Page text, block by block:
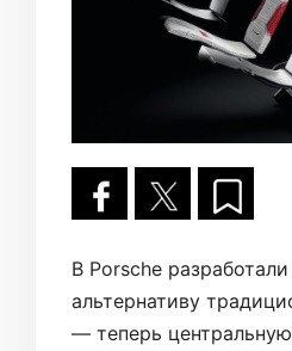
В Porsche
альтернативу
— теперь